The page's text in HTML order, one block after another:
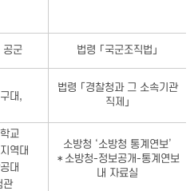
공군 법령 「국군조직법」
대,
법령 「경찰청과 그 소속기관
직제」
교
역대
대
관
소방청 ‘소방청 통계연보’
＊소방청-정보공개-통계연보
내 자료실